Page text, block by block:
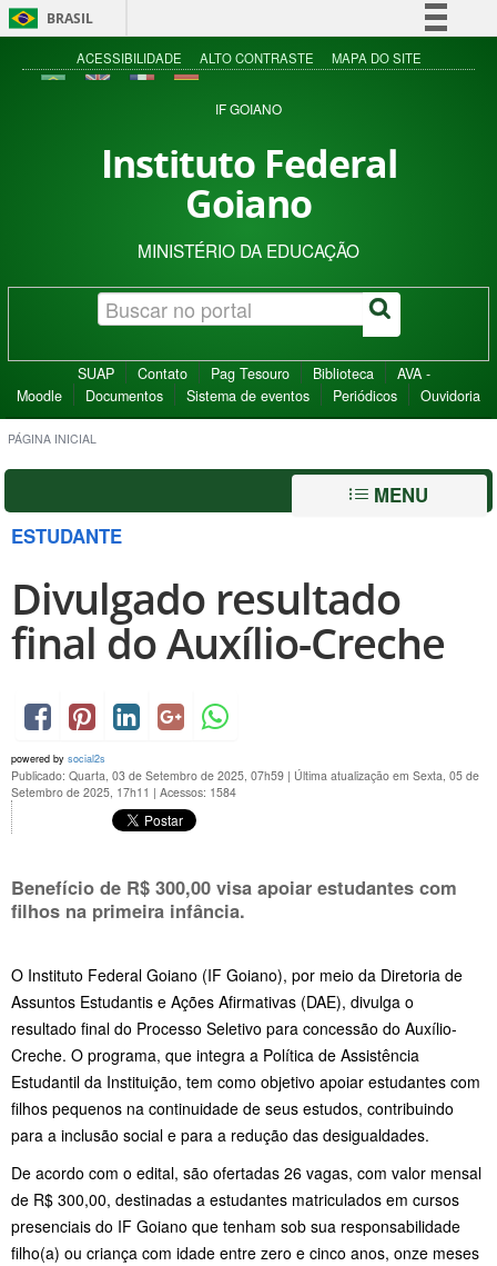
BRASIL
Simplifique!
Acesso à informação
ACESSIBILIDADE ALTO CONTRASTE MAPA DO SITE
IF GOIANO
Instituto Federal
Goiano
MINISTÉRIO DA EDUCAÇÃO
SUAP Contato Pag Tesouro Biblioteca
AVA -
Moodle
Documentos Sistema de eventos Periódicos Ouvidoria
PÁGINA INICIAL
MENU
ESTUDANTE
Divulgado resultado
final do Auxílio-Creche
powered by social2s
Publicado: Quarta, 03 de Setembro de 2025, 07h59 | Última atualização em Sexta, 05 de
Setembro de 2025, 17h11 | Acessos: 1584
Benefício de R$ 300,00 visa apoiar estudantes com
filhos na primeira infância.
O Instituto Federal Goiano (IF Goiano), por meio da Diretoria de
Assuntos Estudantis e Ações Afirmativas (DAE), divulga o
resultado final do Processo Seletivo para concessão do Auxílio-
Creche. O programa, que integra a Política de Assistência
Estudantil da Instituição, tem como objetivo apoiar estudantes com
filhos pequenos na continuidade de seus estudos, contribuindo
para a inclusão social e para a redução das desigualdades.
De acordo com o edital, são ofertadas 26 vagas, com valor mensal
de R$ 300,00, destinadas a estudantes matriculados em cursos
presenciais do IF Goiano que tenham sob sua responsabilidade
filho(a) ou criança com idade entre zero e cinco anos, onze meses